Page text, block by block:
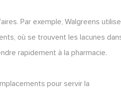
Par exemple, Walgreens utilise
où se trouvent les lacunes
rapidement à la pharmacie.
pour servir la